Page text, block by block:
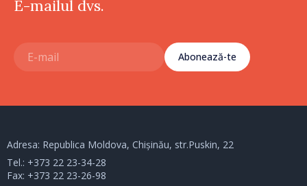
E-mailul dvs.
Abonează-te
Adresa: Republica Moldova, Chișinău, str.Puskin, 22
Tel.: +373 22 23-34-28
Fax: +373 22 23-26-98